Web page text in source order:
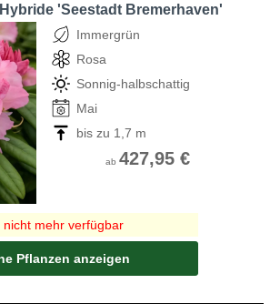
'Seestadt Bremerhaven'
Immergrün
Rosa
Sonnig-halbschattig
Mai
bis zu 1,7 m
ab 427,95 €
nicht mehr verfügbar
Pflanzen anzeigen